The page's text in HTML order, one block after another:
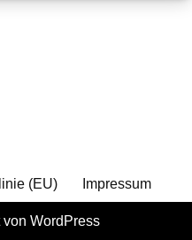
(EU) Impressum
von WordPress